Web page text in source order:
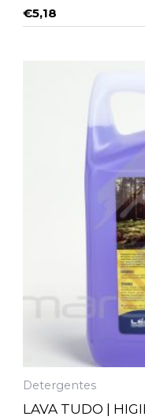
€5,18
Detergentes
LAVA TUDO |